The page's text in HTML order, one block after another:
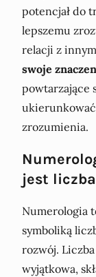
potencjał do
lepszemu
relacji z
swoje
powtarzające
zrozumienia.
jest liczba
Numerologia
symboliką
rozwój.
wyjątkowa,